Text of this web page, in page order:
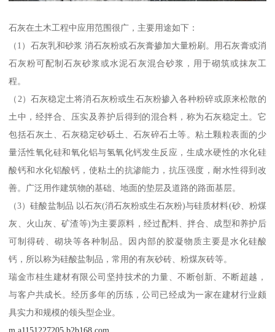
石灰在土木工程中应用范围很广，主要用途如下：
（1）石灰乳和砂浆 消石灰粉或石灰膏掺加大量粉刷。用石灰膏或消
石灰粉可配制石灰砂浆或水泥石灰混合砂浆，用于砌筑或抹灰工
程。
（2）石灰稳定土将消石灰粉或生石灰粉掺入各种粉碎或原来松散的
土中，经拌合、压实及养护后得到的混合料，称为石灰稳定土。它
包括石灰土、石灰稳定砂砾土、石灰碎石土等。粘土颗粒表面的少
量活性氧化硅和氧化铝与氢氧化钙发生反应，生成水硬性的水化硅
酸钙和水化铝酸钙，使粘土的抗渗能力，抗压强度，耐水性得到改
善。广泛用作建筑物的基础、地面的垫层及道路的路面基层。
（3）硅酸盐制品 以石灰(消石灰粉或生石灰粉)与硅质材料(砂、粉煤
灰、火山灰、矿渣等)为主要原料，经过配料、拌合、成型和养护后
可制得砖、砌块等各种制品。因内部的胶凝物质主要是水化硅酸
钙，所以称为硅酸盐制品，常用的有灰砂砖、粉煤灰砖等。
瑞金市桂生建材有限公司坚持技术的力量、不断创新、不断超越，
与客户共成长。经历多年的历练，公司已经成为一家在建材行业颇
具实力和规模的领头型企业。